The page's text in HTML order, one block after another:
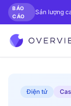
BÁO
CÁO
Điện tử